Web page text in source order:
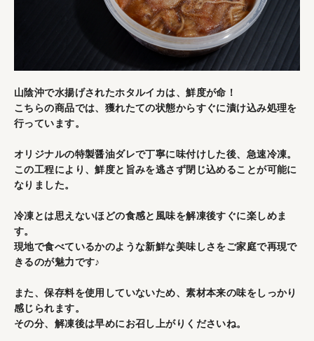
山陰沖で水揚げされたホタルイカは、鮮度が命！
こちらの商品では、獲れたての状態からすぐに漬け込み処理を
行っています。
オリジナルの特製醤油ダレで丁寧に味付けした後、急速冷凍。
この工程により、鮮度と旨みを逃さず閉じ込めることが可能に
なりました。
冷凍とは思えないほどの食感と風味を解凍後すぐに楽しめま
す。
現地で食べているかのような新鮮な美味しさをご家庭で再現で
きるのが魅力です♪
また、保存料を使用していないため、素材本来の味をしっかり
感じられます。
その分、解凍後は早めにお召し上がりくださいね。